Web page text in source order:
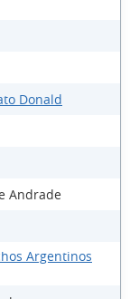
Donald
Andrade
Argentinos